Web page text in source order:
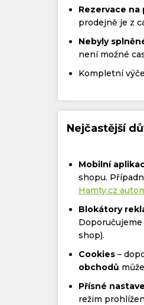
Rezervace na
prodejně je z
Nebyly
není možné
Kompletní
Nejčastější
Mobilní
shopu.
Hamty.cz
Blokátory
shop).
Cookies –
obchodů
Přísné
režim